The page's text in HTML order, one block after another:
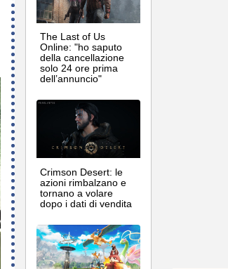
The Last of Us
Online: "ho saputo
della cancellazione
solo 24 ore prima
dell’annuncio"
Crimson Desert: le
azioni rimbalzano e
tornano a volare
dopo i dati di vendita